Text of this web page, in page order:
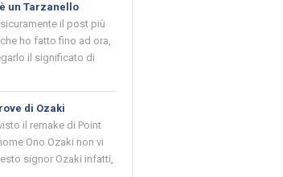
un Tarzanello
il post più
ho fatto fino ad ora,
il significato di
di Ozaki
il remake di Point
Ono Ozaki non vi
signor Ozaki infatti,